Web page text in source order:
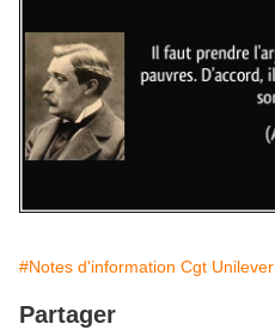
#Notes d'information Cgt Unilever
Partager